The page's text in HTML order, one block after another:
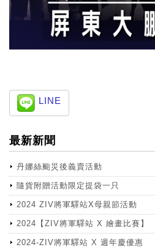
LINE
最新新聞
丹娜絲颱災後義賣活動
隨貨附贈活動限定提袋一只
2024 ZIV將軍驛站X母親節活動
2024【ZIV將軍驛站 X 繪畫比賽】
2024-ZIV將軍驛站 X 週年慶優惠